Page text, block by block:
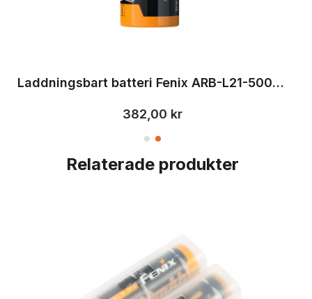
Laddningsbart batteri Fenix ARB-L21-5000 V2.0 21700, 5000 mAh
382,00 kr
Relaterade produkter